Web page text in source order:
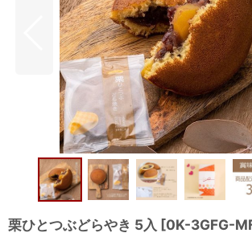
栗ひとつぶどらやき 5入 [0K-3GFG-